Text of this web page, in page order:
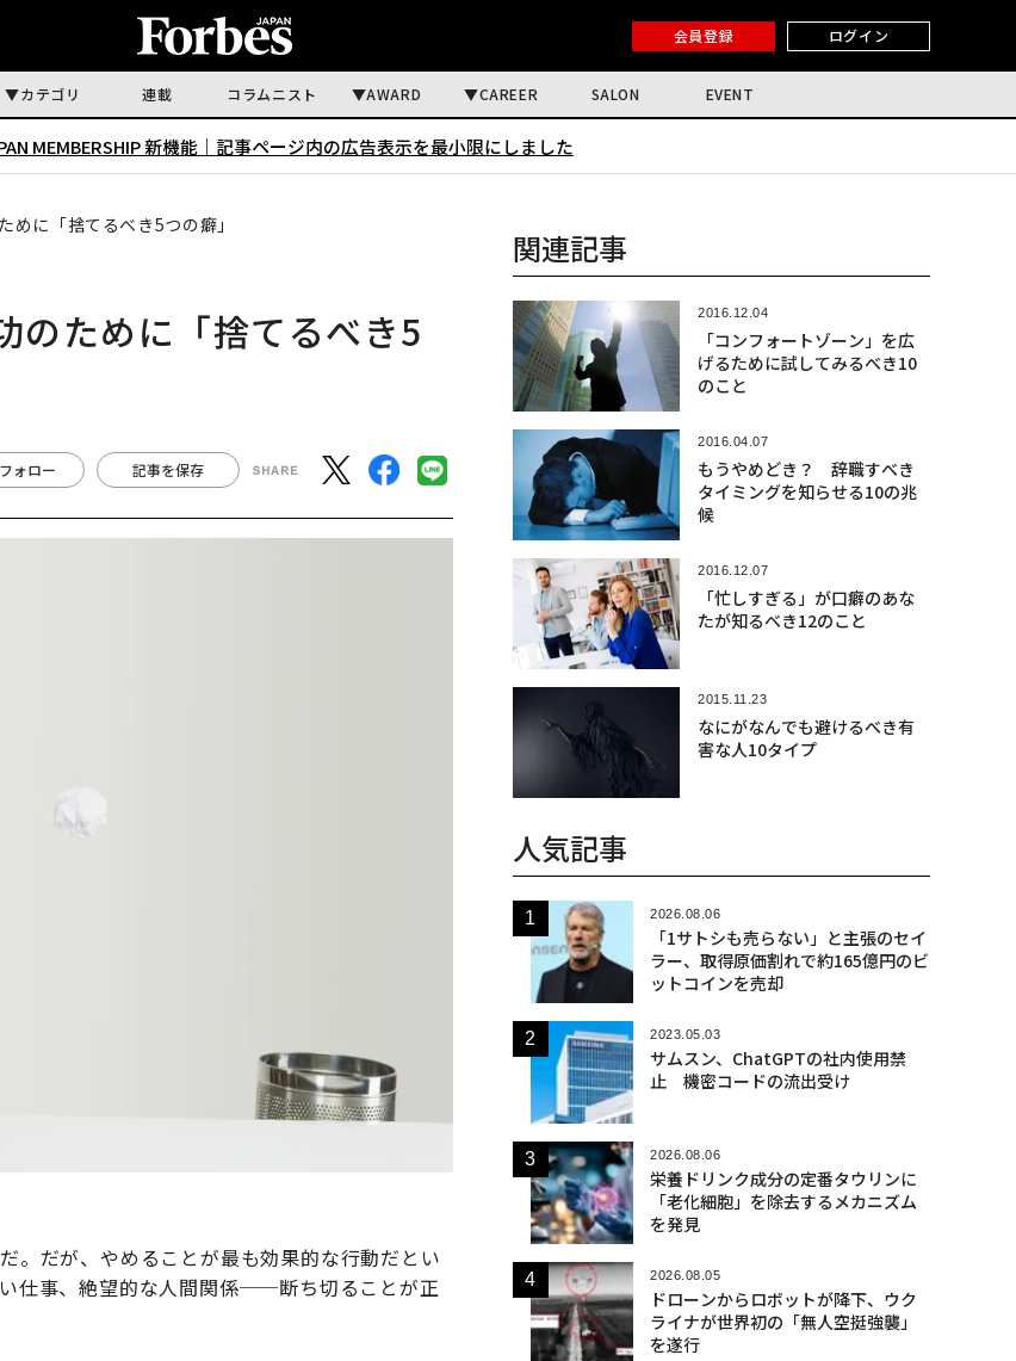
会員登録 ログイン
カテゴリ 連載 コラムニスト AWARD CAREER SALON EVENT
MEMBERSHIP 新機能｜ 記事ページ内の広告表示を最小限にしました
に「捨てるべき5つの癖」
ために「捨てるべき5
ォロー 記事を保存
。だが、やめることが最も効果的な行動だとい
仕事、絶望的な人間関係──断ち切ることが正
関連記事
2016.12.04
「コンフォートゾーン」を広
げるために試してみるべき10
のこと
2016.04.07
もうやめどき？ 辞職すべき
タイミングを知らせる10の兆
候
2016.12.07
「忙しすぎる」が口癖のあな
たが知るべき12のこと
2015.11.23
なにがなんでも避けるべき有
害な人10タイプ
人気記事
2026.08.06
「1サトシも売らない」と主張のセイ
ラー、取得原価割れで約165億円のビ
ットコインを売却
2023.05.03
サムスン、ChatGPTの社内使用禁
止 機密コードの流出受け
2026.08.06
栄養ドリンク成分の定番タウリンに
「老化細胞」を除去するメカニズム
を発見
2026.08.05
ドローンからロボットが降下、ウク
ライナが世界初の「無人空挺強襲」
を遂行